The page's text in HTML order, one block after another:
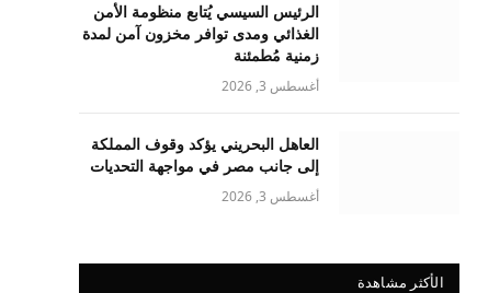
الرئيس السيسي يُتابع منظومة الأمن
الغذائي ومدى توافر مخزون آمن لمدة
زمنية مُطمئنة
أغسطس 3, 2026
العاهل البحريني يؤكد وقوف المملكة
إلى جانب مصر في مواجهة التحديات
أغسطس 3, 2026
الأكثر مشاهدة